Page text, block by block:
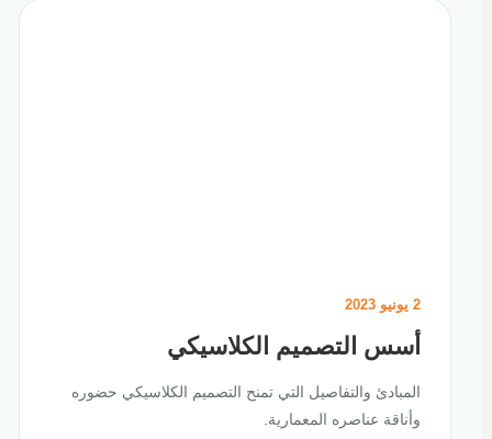
أسس التصميم الكلاسيكي
المبادئ والتفاصيل التي تمنح التصميم الكلاسيكي حضوره
وأناقة عناصره المعمارية.